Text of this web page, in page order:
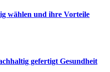
wählen und ihre Vorteile
gefertigt Gesundheit